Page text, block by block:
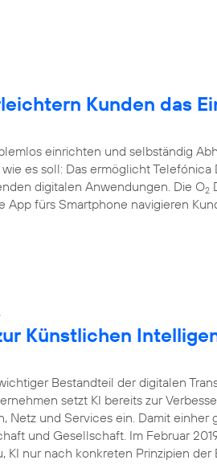
Kunden das
einrichten und selbständig
es soll: Das ermöglicht Telefónica
digitalen Anwendungen. Die O2
App fürs Smartphone navigieren
Künstlichen
Bestandteil der digitalen
setzt KI bereits zur
Netz und Services ein. Damit einher
und Gesellschaft. Im Februar
KI nur nach konkreten Prinzipien der